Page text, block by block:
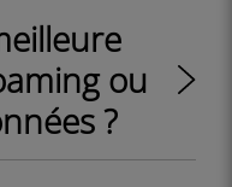
ou
?